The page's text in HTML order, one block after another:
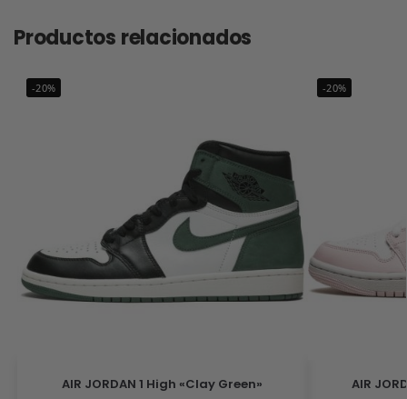
Productos relacionados
-20%
AIR JORDAN 1 High «Clay Green»
-20%
AIR